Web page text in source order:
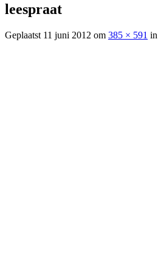
leespraat
Geplaatst 11 juni 2012 om 385 × 591 in